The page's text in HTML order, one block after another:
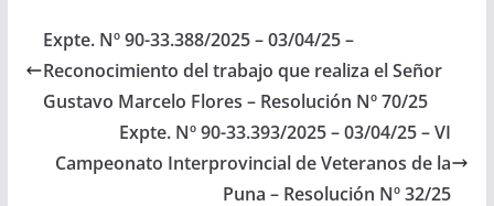
Andes. (Expte. Nº 90-
33.600/2025, a la
Comisión de Minería,
Recursos…
Expte. Nº 90-33.388/2025 – 03/04/25 –
Reconocimiento del trabajo que realiza el Señor
Gustavo Marcelo Flores – Resolución Nº 70/25
Expte. Nº 90-33.393/2025 – 03/04/25 – VI
Campeonato Interprovincial de Veteranos de la
Puna – Resolución Nº 32/25